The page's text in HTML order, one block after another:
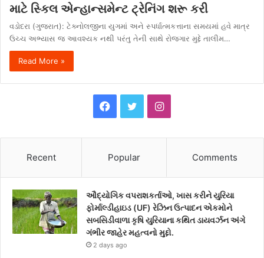
માટે સ્કિલ એન્હાન્સમેન્ટ ટ્રેનિંગ શરૂ કરી
વડોદરા (ગુજરાત): ટેક્નોલજીના યુગમાં અને સ્પર્ધાત્મકત્તાના સમયમાં હવે માત્ર
ઉચ્ચ અભ્યાસ જ આવશ્યક નથી પરંતુ તેની સાથે રોજગાર મુદ્દે તાલીમ…
Read More »
c
e
b
o
o
i
t
t
e
I
t
a
g
Recent Popular Comments
ઔદ્યોગિક વપરાશકર્તાઓ, ખાસ કરીને યુરિયા
ફોર્માલ્ડીહાઇડ (UF) રેઝિન ઉત્પાદન એકમોને
સબસિડીવાળા કૃષિ યુરિયાના કથિત ડાયવર્ઝન અંગે
ગંભીર જાહેર મહત્વનો મુદ્દો.
2 days ago